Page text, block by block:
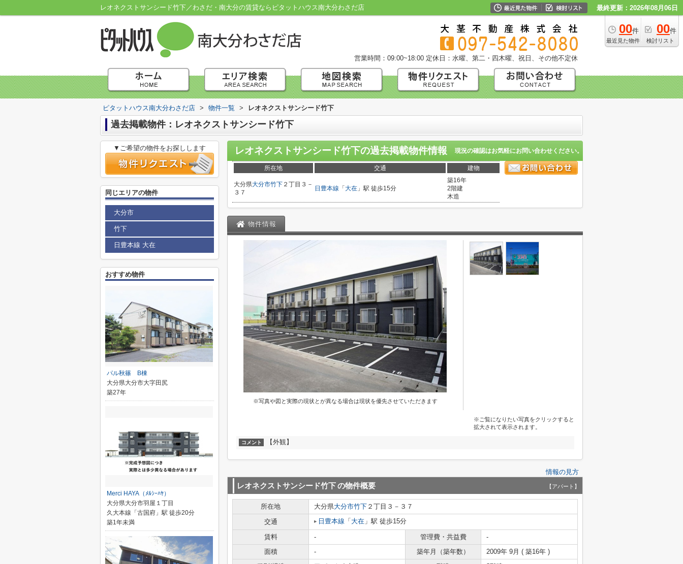
レオネクストサンシード竹下／わさだ・南大分の賃貸ならピタットハウス南大分わさだ店 最終更新：2026年08月06日
00件
最近見た物件
00件
検討リスト
営業時間：09:00~18:00 定休日：水曜、第二・四木曜、祝日、その他不定休
ピタットハウス南大分わさだ店 > 物件一覧 > レオネクストサンシード竹下
過去掲載物件：レオネクストサンシード竹下
レオネクストサンシード竹下の過去掲載物件情報 現況の確認はお気軽にお問い合わせください。
所在地 交通 建物
大分県大分市竹下 ２丁目３－
３７
日豊本線 「 大在 」駅 徒歩15分
築16年
2階建
木造
物件情報
※写真や図と実際の現状とが異なる場合は現状を優先させていただきます
※ご覧になりたい写真をクリックすると
拡大されて表示されます。
コメント 【外観】
情報の見方
レオネクストサンシード竹下の物件概要 【アパート】
所在地 大分県大分市竹下 ２丁目３－３７
交通
日豊本線 「 大在 」駅 徒歩15分
賃料 - 管理費・共益費
-
面積
- 築年月（築年数）
2009年 9月 ( 築16年 )
▼ご希望の物件をお探しします
同じエリアの物件
大分市
竹下
日豊本線 大在
おすすめ物件
パル秋篠 B棟
大分県大分市大字田尻
築27年
Merci HAYA（ﾒﾙｼｰﾊﾔ）
大分県大分市羽屋１丁目
久大本線「古国府」駅 徒歩20分
築1年未満